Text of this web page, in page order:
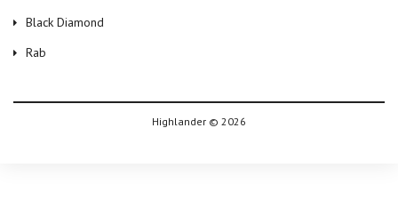
Black Diamond
Rab
Highlander © 2026